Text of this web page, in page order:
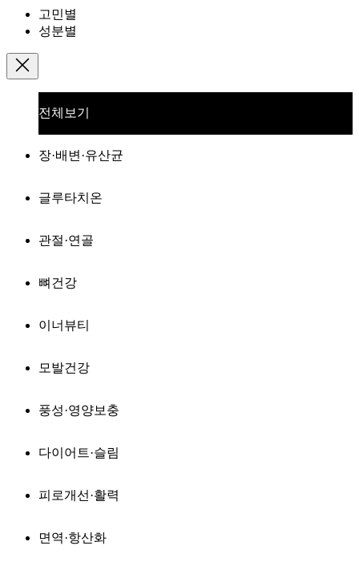
고민별
성분별
전체보기
장·배변·유산균
글루타치온
관절·연골
뼈건강
이너뷰티
모발건강
풍성·영양보충
다이어트·슬림
피로개선·활력
면역·항산화